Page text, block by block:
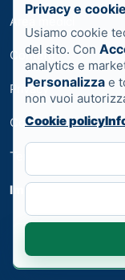
Area medici
Contatti
Privacy
Cookie
Termini
Impostazioni cookie
Privacy e cookie
Usiamo cookie
del sito. Con
analytics e
Personalizza e
non vuoi
Cookie policy